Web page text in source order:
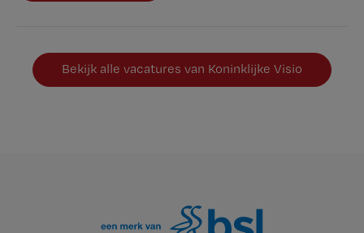
Bekijk alle vacatures van Koninklijke Visio